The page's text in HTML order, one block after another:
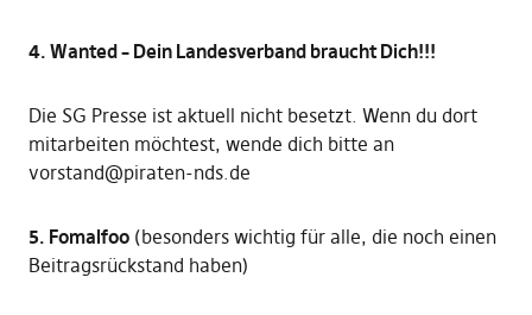
4. Wanted – Dein Landesverband braucht Dich!!!
Die SG Presse ist aktuell nicht besetzt. Wenn du dort
mitarbeiten möchtest, wende dich bitte an
vorstand@piraten-nds.de
5. Fomalfoo(besonders wichtig für alle, die noch einen
Beitragsrückstand haben)